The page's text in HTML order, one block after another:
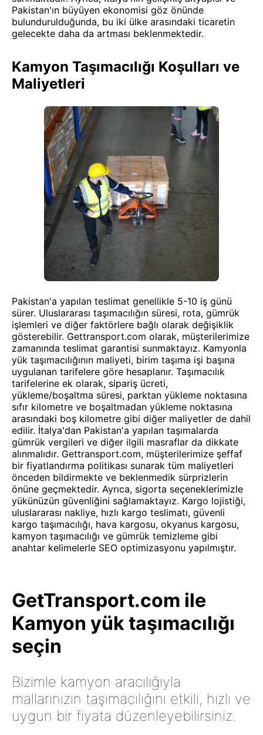
Pakistan'ın büyüyen ekonomisi göz önünde
bulundurulduğunda, bu iki ülke arasındaki ticaretin
gelecekte daha da artması beklenmektedir.
Kamyon Taşımacılığı Koşulları ve
Maliyetleri
Pakistan'a yapılan teslimat genellikle 5-10 iş günü
sürer. Uluslararası taşımacılığın süresi, rota, gümrük
işlemleri ve diğer faktörlere bağlı olarak değişiklik
gösterebilir. Gettransport.com olarak, müşterilerimize
zamanında teslimat garantisi sunmaktayız. Kamyonla
yük taşımacılığının maliyeti, birim taşıma işi başına
uygulanan tarifelere göre hesaplanır. Taşımacılık
tarifelerine ek olarak, sipariş ücreti,
yükleme/boşaltma süresi, parktan yükleme noktasına
sıfır kilometre ve boşaltmadan yükleme noktasına
arasındaki boş kilometre gibi diğer maliyetler de dahil
edilir. İtalya'dan Pakistan'a yapılan taşımalarda
gümrük vergileri ve diğer ilgili masraflar da dikkate
alınmalıdır. Gettransport.com, müşterilerimize şeffaf
bir fiyatlandırma politikası sunarak tüm maliyetleri
önceden bildirmekte ve beklenmedik sürprizlerin
önüne geçmektedir. Ayrıca, sigorta seçeneklerimizle
yükünüzün güvenliğini sağlamaktayız. Kargo lojistiği,
uluslararası nakliye, hızlı kargo teslimatı, güvenli
kargo taşımacılığı, hava kargosu, okyanus kargosu,
kamyon taşımacılığı ve gümrük temizleme gibi
anahtar kelimelerle SEO optimizasyonu yapılmıştır.
GetTransport.com ile
Kamyon yük taşımacılığı
seçin
Bizimle kamyon aracılığıyla
mallarınızın taşımacılığını etkili, hızlı ve
uygun bir fiyata düzenleyebilirsiniz.